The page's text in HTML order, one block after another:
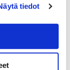
tiedot